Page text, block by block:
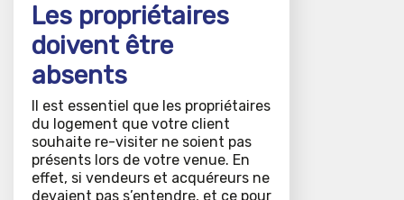
Les propriétaires
doivent être
absents
Il est essentiel que les propriétaires
du logement que votre client
souhaite re-visiter ne soient pas
présents lors de votre venue. En
effet, si vendeurs et acquéreurs ne
devaient pas s’entendre, et ce pour